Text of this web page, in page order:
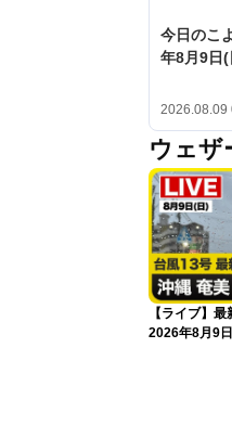
今日のこ
年8月9日(
2026.08.09
ウェザ
【ライブ】
2026年8月9